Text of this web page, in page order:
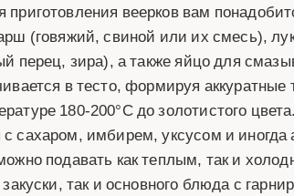
веерков вам
(говяжий, свиной или их смесь),
перец, зира), а также яйцо для
в тесто, формируя аккуратные
180-200°C до золотистого
сахаром, имбирем, уксусом и иногда
подавать как теплым, так и
так и основного блюда с